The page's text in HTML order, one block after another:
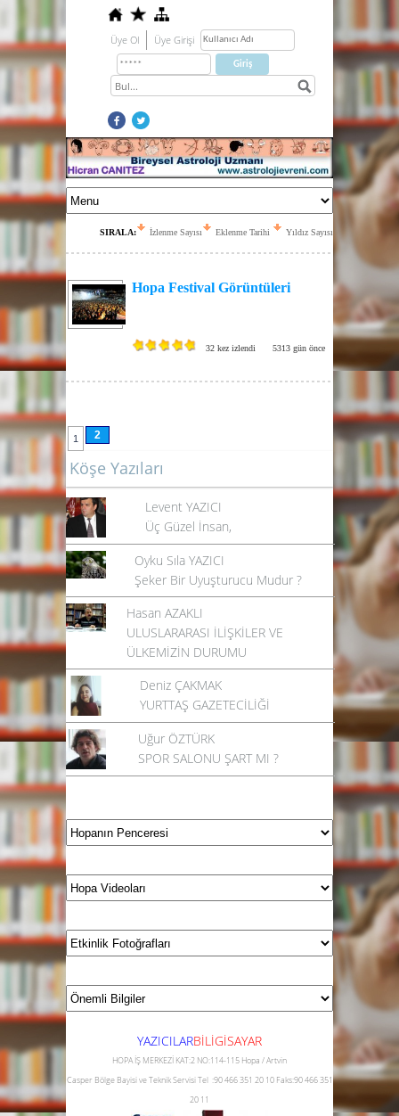
Üye Ol Üye Girişi
SIRALA: İzlenme Sayısı Eklenme Tarihi Yıldız Sayısı
Hopa Festival Görüntüleri
32 kez izlendi 5313 gün önce
1 2
Köşe Yazıları
Levent YAZICI
Üç Güzel İnsan,
Oyku Sıla YAZICI
Şeker Bir Uyuşturucu Mudur ?
Hasan AZAKLI
ULUSLARARASI İLİŞKİLER VE
ÜLKEMİZİN DURUMU
Deniz ÇAKMAK
YURTTAŞ GAZETECİLİĞİ
Uğur ÖZTÜRK
SPOR SALONU ŞART MI ?
YAZICILARBİLİGİSAYAR
HOPA İŞ MERKEZİ KAT:2 NO:114-115 Hopa / Artvin
Casper Bölge Bayisi ve Teknik ServisiTel :90 466 351 20 10 Faks:90 466 351
20 11